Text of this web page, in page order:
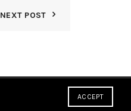
NEXT POST
ACCEPT